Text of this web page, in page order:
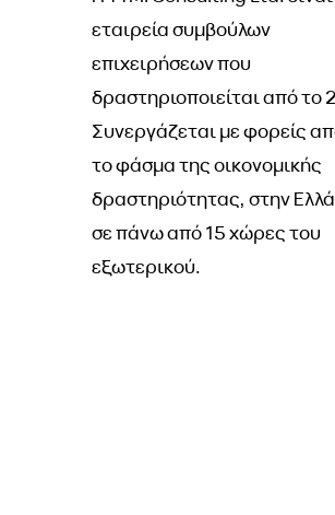
εταιρεία συμβούλων
επιχειρήσεων που
δραστηριοποιείται από το
Συνεργάζεται με φορείς
το φάσμα της οικονομικής
δραστηριότητας, στην
σε πάνω από 15 χώρες του
εξωτερικού.